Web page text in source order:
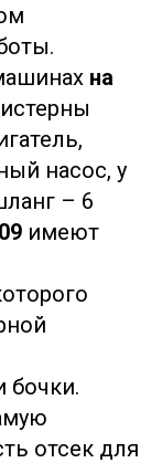
на
насос, у
– 6
имеют
бочки.
отсек для